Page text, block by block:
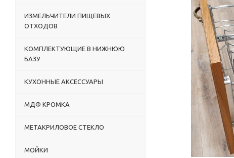
ИЗМЕЛЬЧИТЕЛИ ПИЩЕВЫХ
ОТХОДОВ
КОМПЛЕКТУЮЩИЕ В НИЖНЮЮ
БАЗУ
КУХОННЫЕ АКСЕССУАРЫ
МДФ КРОМКА
МЕТАКРИЛОВОЕ СТЕКЛО
МОЙКИ